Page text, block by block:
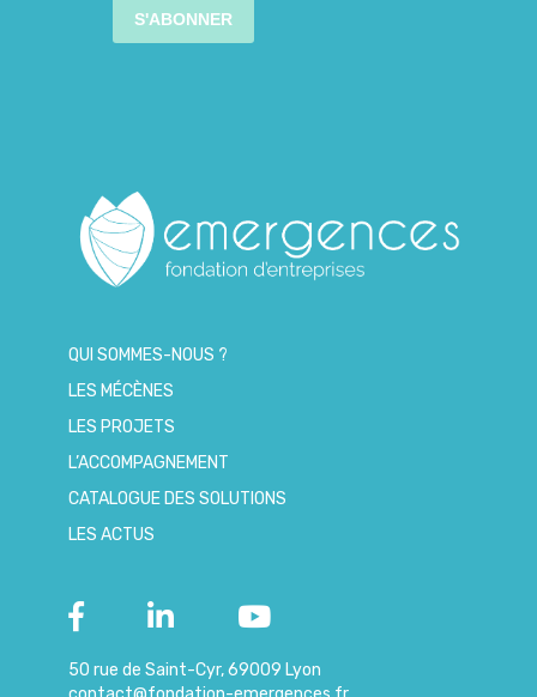
S'ABONNER
QUI SOMMES-NOUS ?
LES MÉCÈNES
LES PROJETS
L’ACCOMPAGNEMENT
CATALOGUE DES SOLUTIONS
LES ACTUS
50 rue de Saint-Cyr, 69009 Lyon